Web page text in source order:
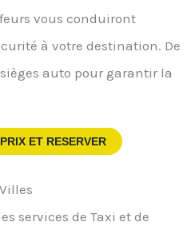
vous conduiront
à votre destination. De
auto pour garantir la
ET RESERVER
services de Taxi et de